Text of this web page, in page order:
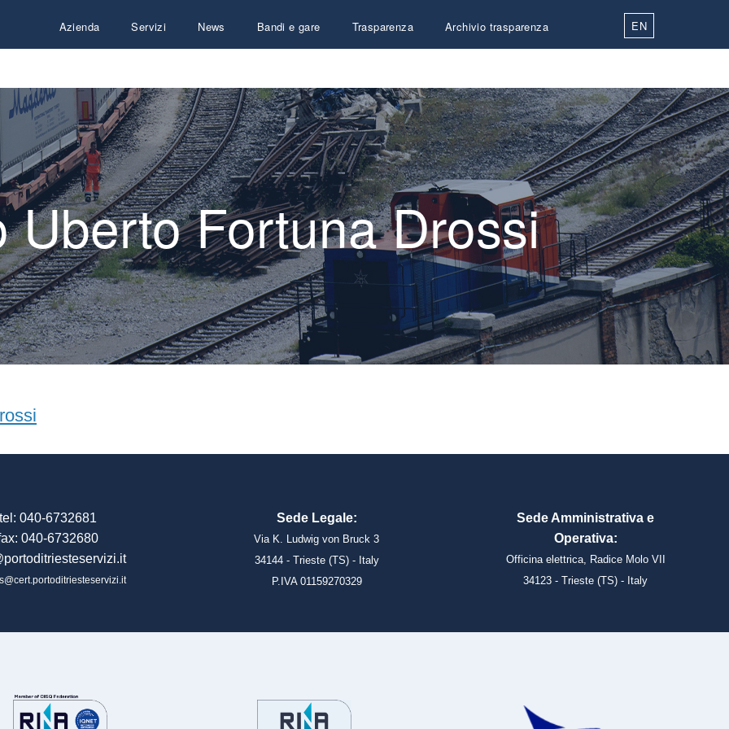
Azienda Servizi News Bandi e gare Trasparenza Archivio trasparenza EN
Uberto Fortuna Drossi
tel: 040-6732681
040-6732680
Sede Legale:
Via K. Ludwig von Bruck 3
34144 - Trieste (TS) - Italy
P.IVA 01159270329
Sede Amministrativa e
Operativa:
Officina elettrica, Radice Molo VII
34123 - Trieste (TS) - Italy